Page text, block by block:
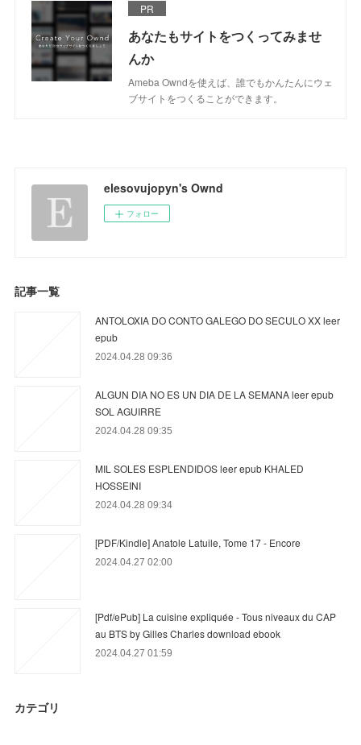
PR
あなたもサイトをつくってみませ
んか
Ameba Owndを使えば、誰でもかんたんにウェ
ブサイトをつくることができます。
elesovujopyn's Ownd
フォロー
記事一覧
ANTOLOXIA DO CONTO GALEGO DO SECULO XX leer
epub
2024.04.28 09:36
ALGUN DIA NO ES UN DIA DE LA SEMANA leer epub
SOL AGUIRRE
2024.04.28 09:35
MIL SOLES ESPLENDIDOS leer epub KHALED
HOSSEINI
2024.04.28 09:34
[PDF/Kindle] Anatole Latuile, Tome 17 - Encore
2024.04.27 02:00
[Pdf/ePub] La cuisine expliquée - Tous niveaux du CAP
au BTS by Gilles Charles download ebook
2024.04.27 01:59
カテゴリ